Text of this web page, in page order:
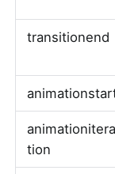
transitionend
animationitera
tion